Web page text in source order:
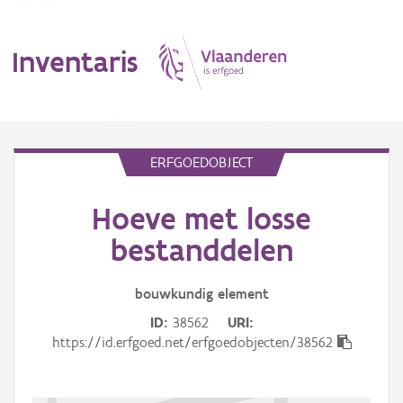
Inventaris
Aanduidingsobject
ERFGOEDOBJECT
Hoeve met losse
bestanddelen
bouwkundig element
ID 38562
URI
https://id.erfgoed.net/erfgoedobjecten/38562